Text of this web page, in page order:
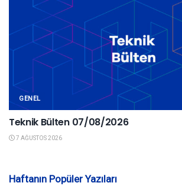
GENEL
Teknik Bülten 07/08/2026
7 AĞUSTOS 2026
Haftanın Popüler Yazıları